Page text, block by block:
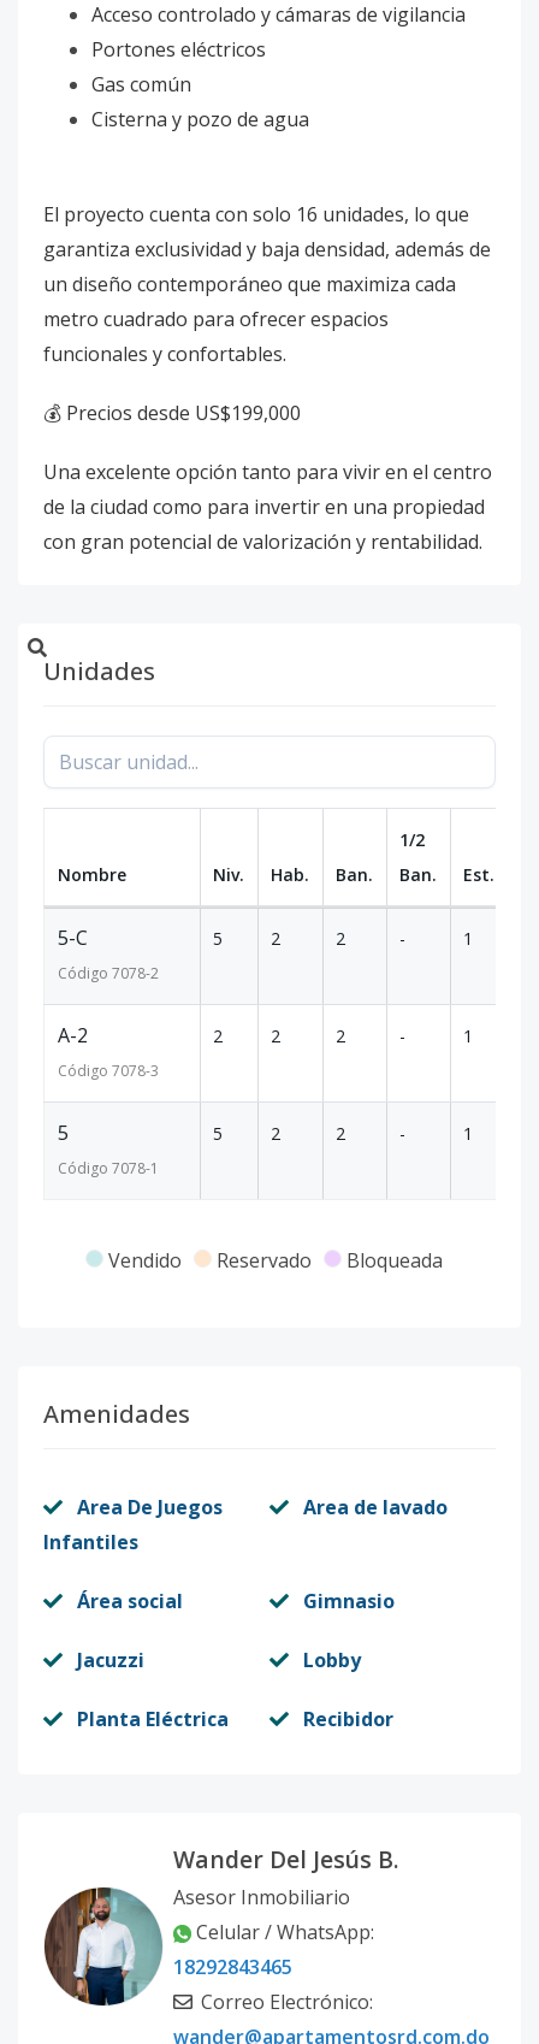
Acceso controlado y cámaras de vigilancia
Portones eléctricos
Gas común
Cisterna y pozo de agua
El proyecto cuenta con solo 16 unidades, lo que
garantiza exclusividad y baja densidad, además de
un diseño contemporáneo que maximiza cada
metro cuadrado para ofrecer espacios
funcionales y confortables.
💰 Precios desde US$199,000
Una excelente opción tanto para vivir en el centro
de la ciudad como para invertir en una propiedad
con gran potencial de valorización y rentabilidad.
Unidades
Nombre Niv. Hab. Ban.
1/2
Ban.
Est.
5-C
Código 7078-2
5 2 2 - 1
A-2
Código 7078-3
2 2 2 - 1
5
Código 7078-1
5 2 2 - 1
Vendido Reservado Bloqueada
Amenidades
Area De Juegos
Infantiles
Area de lavado
Área social Gimnasio
Jacuzzi Lobby
Planta Eléctrica Recibidor
Wander Del Jesús B.
Asesor Inmobiliario
Celular / WhatsApp:
18292843465
Correo Electrónico:
wander@apartamentosrd.com.do